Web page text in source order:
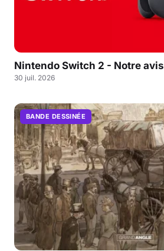
Nintendo Switch 2 - Notre avis
30 juil. 2026
BANDE DESSINÉE